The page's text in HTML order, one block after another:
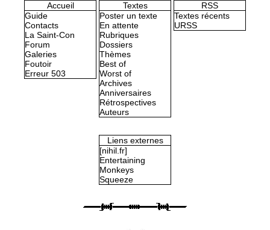
Accueil
Guide
Contacts
La Saint-Con
Forum
Galeries
Foutoir
Erreur 503
Textes
Poster un texte
En attente
Rubriques
Dossiers
Thèmes
Best of
Worst of
Archives
Anniversaires
Rétrospectives
Auteurs
RSS
Textes récents
URSS
Liens externes
[nihil.fr]
Entertaining
Monkeys
Squeeze